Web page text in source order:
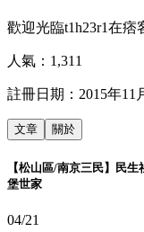
歡迎光臨t1h23r1在痞
人氣： 1,311
註冊日期： 2015年11
文章 關於
【松山區/南京三民】民
堡世家
04/21